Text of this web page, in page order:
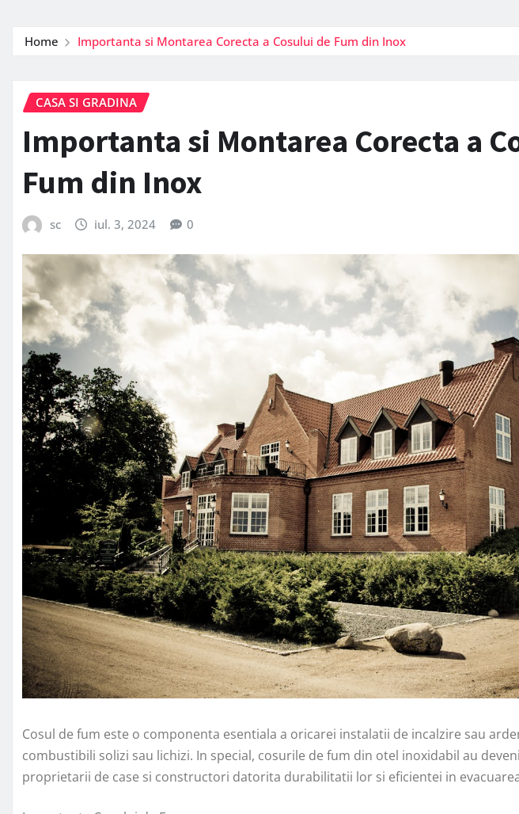
Home Importanta si Montarea Corecta a Cosului de Fum din Inox
CASA SI GRADINA
Importanta si Montarea Corecta a
Fum din Inox
sc iul. 3, 2024 0
Cosul de fum este o componenta esentiala a oricarei instalatii de incalzire sau
combustibili solizi sau lichizi. In special, cosurile de fum din otel inoxidabil au
proprietarii de case si constructori datorita durabilitatii lor si eficientei in